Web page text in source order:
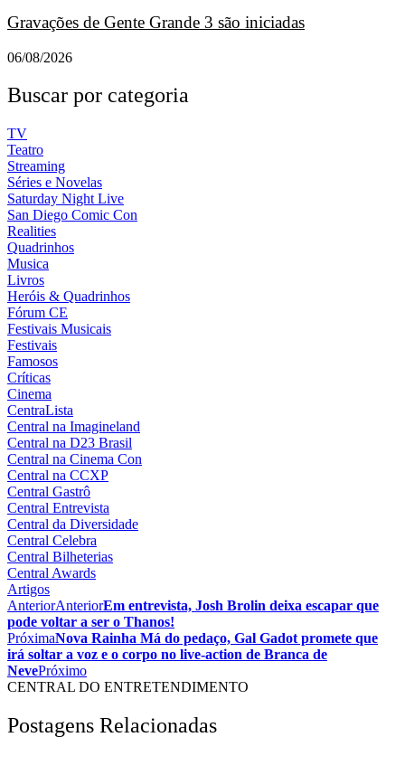
Gravações de Gente Grande 3 são iniciadas
06/08/2026
Buscar por categoria
TV
Teatro
Streaming
Séries e Novelas
Saturday Night Live
San Diego Comic Con
Realities
Quadrinhos
Musica
Livros
Heróis & Quadrinhos
Fórum CE
Festivais Musicais
Festivais
Famosos
Críticas
Cinema
CentraLista
Central na Imagineland
Central na D23 Brasil
Central na Cinema Con
Central na CCXP
Central Gastrô
Central Entrevista
Central da Diversidade
Central Celebra
Central Bilheterias
Central Awards
Artigos
AnteriorAnteriorEm entrevista, Josh Brolin deixa escapar que
pode voltar a ser o Thanos!
PróximaNova Rainha Má do pedaço, Gal Gadot promete que
irá soltar a voz e o corpo no live-action de Branca de
NevePróximo
CENTRAL DO ENTRETENDIMENTO
Postagens Relacionadas